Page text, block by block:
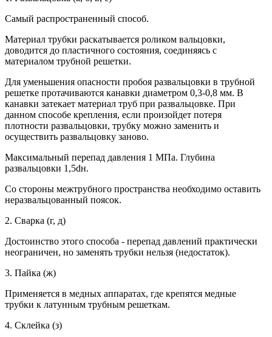
Самый распространенный способ.
Материал трубки раскатывается роликом вальцовки,
доводится до пластичного состояния, соединяясь с
материалом трубной решетки.
Для уменьшения опасности пробоя развальцовки в трубной
решетке протачиваются канавки диаметром 0,3-0,8 мм. В
канавки затекает материал труб при развальцовке. При
данном способе крепления, если произойдет потеря
плотности развальцовки, трубку можно заменить и
осуществить развальцовку заново.
Максимальный перепад давления 1 МПа. Глубина
развальцовки 1,5dн.
Со стороны межтрубного пространства необходимо оставить
неразвальцованный поясок.
2. Сварка (г, д)
Достоинство этого способа - перепад давлений практически
неограничен, но заменять трубки нельзя (недостаток).
3. Пайка (ж)
Применяется в медных аппаратах, где крепятся медные
трубки к латунным трубным решеткам.
4. Склейка (з)